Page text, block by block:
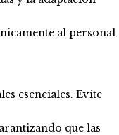
al personal
esenciales. Evite
que las